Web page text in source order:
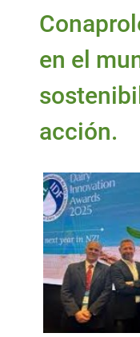
en el
acción.